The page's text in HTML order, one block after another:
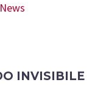
News
INVISIBILE